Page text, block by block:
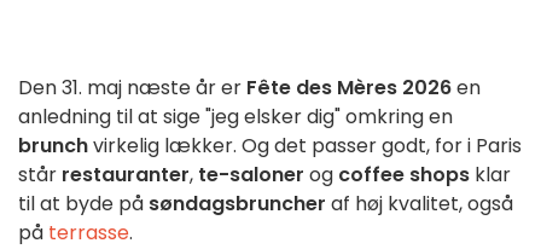
Den 31. maj næste år er Fête des Mères 2026en
anledning til at sige "jeg elsker dig" omkring en
brunchvirkelig lækker. Og det passer godt, for i Paris
står restauranter, te-saloner og coffee shops klar
til at byde på søndagsbruncher af høj kvalitet, også
på terrasse.